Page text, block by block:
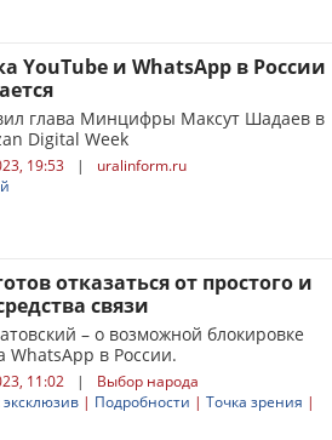
YouTube и WhatsApp в России
глава Минцифры Максут Шадаев в
Digital Week
19:53 |
uralinform.ru
отказаться от простого и
связи
– о возможной блокировке
WhatsApp в России.
11:02 |
Выбор народа
| Подробности | Точка зрения |